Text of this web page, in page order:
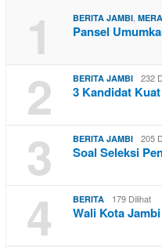
1 BERITA JAMBI,
Pansel
2 BERITA JAMBI 232
3 Kandidat
3 BERITA JAMBI 205
Soal Seleksi
4 BERITA 179 Dilihat
Wali Kota